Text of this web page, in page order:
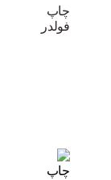
چاپ
فولدر